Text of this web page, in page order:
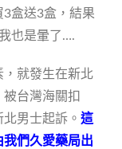
盒送3盒，結果
也是暈了….
，就發生在新北
台灣海關扣
男士起訴。 這
們久愛藥局出